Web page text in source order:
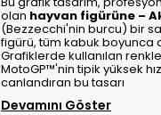
olan hayvan figürüne –
(Bezzecchi'nin burcu) bir
figürü, tüm kabuk boyunca
Grafiklerde kullanılan
MotoGP™'nin tipik yüksek
canlandıran bu tasarı
Devamını Göster